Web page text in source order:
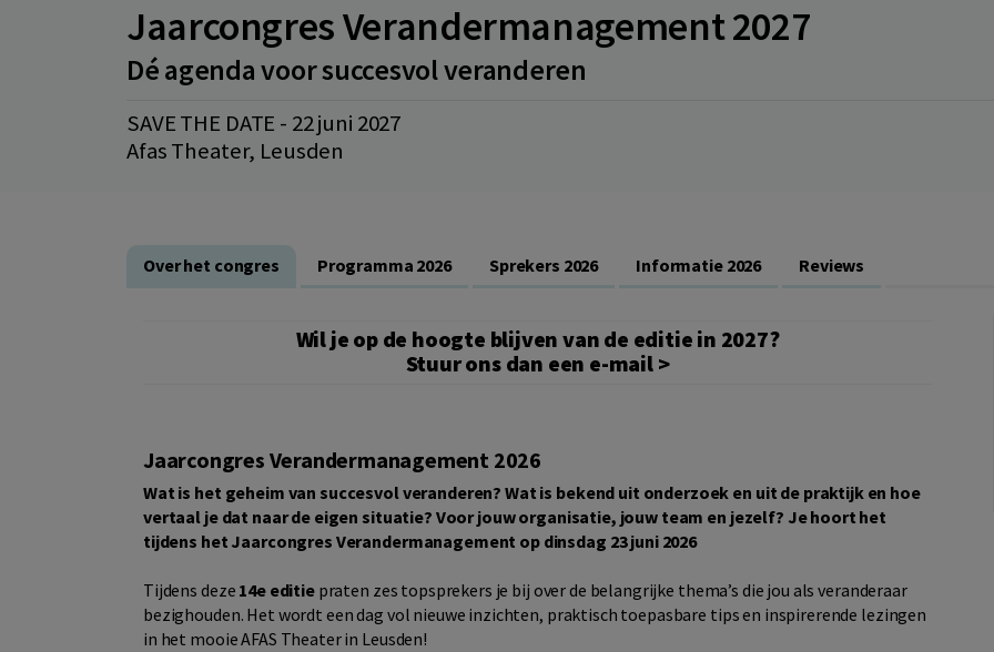
Jaarcongres Verandermanagement 2027
Dé agenda voor succesvol veranderen
SAVE THE DATE - 22 juni 2027
Afas Theater, Leusden
Over het congres Programma 2026 Sprekers 2026 Informatie 2026 Reviews
Wil je op de hoogte blijven van de editie in 2027?
Stuur ons dan een e-mail >
Jaarcongres Verandermanagement 2026
Wat is het geheim van succesvol veranderen? Wat is bekend uit onderzoek en uit de praktijk en hoe
vertaal je dat naar de eigen situatie? Voor jouw organisatie, jouw team en jezelf? Je hoort het
tijdens het Jaarcongres Verandermanagement op dinsdag 23 juni 2026
Tijdens deze 14e editiepraten zes topsprekers je bij over de belangrijke thema’s die jou als veranderaar
bezighouden. Het wordt een dag vol nieuwe inzichten, praktisch toepasbare tips en inspirerende lezingen
in het mooie AFAS Theater in Leusden!